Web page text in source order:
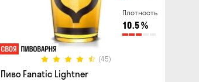
Плотность
10.5%
(45)
Пиво Fanatic Lightner